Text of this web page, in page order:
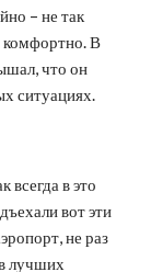
– не так
комфортно. В
что он
ситуациях.
в это
вот эти
не раз
лучших